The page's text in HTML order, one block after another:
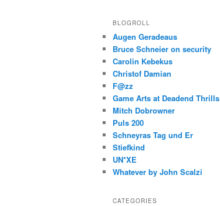
BLOGROLL
Augen Geradeaus
Bruce Schneier on security
Carolin Kebekus
Christof Damian
F@zz
Game Arts at Deadend Thrills
Mitch Dobrowner
Puls 200
Schneyras Tag und Er
Stiefkind
UN*XE
Whatever by John Scalzi
CATEGORIES